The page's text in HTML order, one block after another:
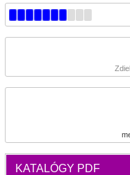
KATALÓGY PDF